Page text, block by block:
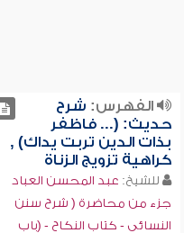
الفهرس: شرح
حديث: (... فاظفر
بذات الدين تربت يداك) ,
كراهية تزويج الزناة
للشيخ: عبد المحسن العباد
جزء من محاضرة ( شرح سنن
النسائي - كتاب النكاح - (باب